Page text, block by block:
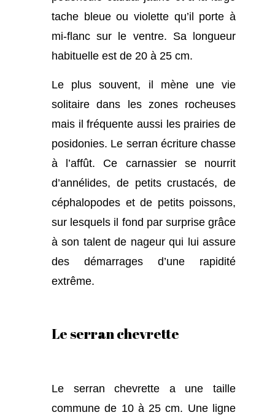
tache bleue ou violette qu’il porte à
mi-flanc sur le ventre. Sa longueur
habituelle est de 20 à 25 cm.
Le plus souvent, il mène une vie
solitaire dans les zones rocheuses
mais il fréquente aussi les prairies de
posidonies. Le serran écriture chasse
à l’affût. Ce carnassier se nourrit
d’annélides, de petits crustacés, de
céphalopodes et de petits poissons,
sur lesquels il fond par surprise grâce
à son talent de nageur qui lui assure
des démarrages d’une rapidité
extrême.
Le serran chevrette
Le serran chevrette a une taille
commune de 10 à 25 cm. Une ligne